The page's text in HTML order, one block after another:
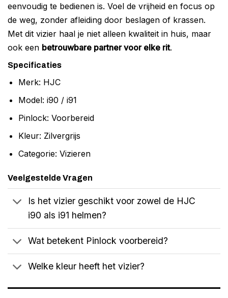
eenvoudig te bedienen is. Voel de vrijheid en focus op
de weg, zonder afleiding door beslagen of krassen.
Met dit vizier haal je niet alleen kwaliteit in huis, maar
ook een betrouwbare partner voor elke rit.
Specificaties
Merk: HJC
Model: i90 / i91
Pinlock: Voorbereid
Kleur: Zilvergrijs
Categorie: Vizieren
Veelgestelde Vragen
Is het vizier geschikt voor zowel de HJC
i90 als i91 helmen?
Wat betekent Pinlock voorbereid?
Welke kleur heeft het vizier?